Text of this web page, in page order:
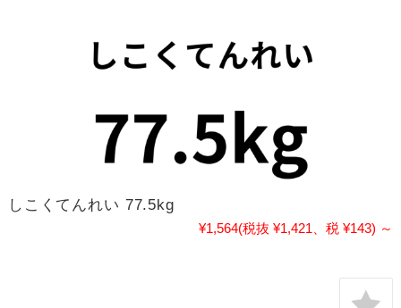
しこくてんれい 77.5kg
¥1,564(税抜 ¥1,421、税 ¥143) ～